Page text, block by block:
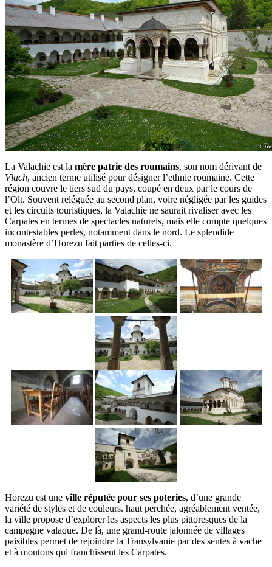
La Valachie est la mère patrie des roumains, son nom dérivant de
Vlach, ancien terme utilisé pour désigner l’ethnie roumaine. Cette
région couvre le tiers sud du pays, coupé en deux par le cours de
l’Olt. Souvent reléguée au second plan, voire négligée par les guides
et les circuits touristiques, la Valachie ne saurait rivaliser avec les
Carpates en termes de spectacles naturels, mais elle compte quelques
incontestables perles, notamment dans le nord. Le splendide
monastère d’Horezu fait parties de celles-ci.
Horezu est une ville réputée pour ses poteries, d’une grande
variété de styles et de couleurs. haut perchée, agréablement ventée,
la ville propose d’explorer les aspects les plus pittoresques de la
campagne valaque. De là, une grand-route jalonnée de villages
paisibles permet de rejoindre la Transylvanie par des sentes à vache
et à moutons qui franchissent les Carpates.